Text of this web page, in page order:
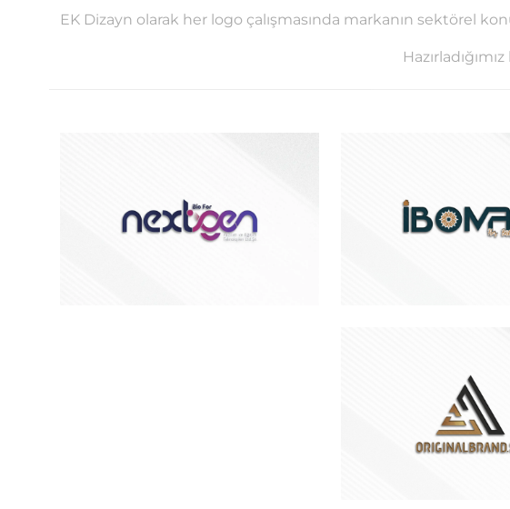
EK Dizayn olarak her logo çalışmasında markanın sektörel